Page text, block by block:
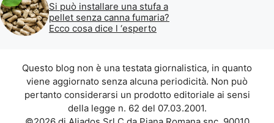
Si può installare una stufa a
pellet senza canna fumaria?
Ecco cosa dice l ‘esperto
Questo blog non è una testata giornalistica, in quanto
viene aggiornato senza alcuna periodicità. Non può
pertanto considerarsi un prodotto editoriale ai sensi
della legge n. 62 del 07.03.2001.